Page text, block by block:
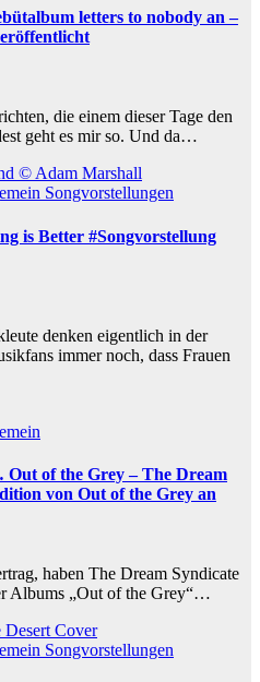
letters to nobody an –
die einem dieser Tage den
geht es mir so. Und da…
Songvorstellungen
is Better #Songvorstellung
denken eigentlich in der
immer noch, dass Frauen
of the Grey – The Dream
von Out of the Grey an
haben The Dream Syndicate
Albums „Out of the Grey“…
Songvorstellungen